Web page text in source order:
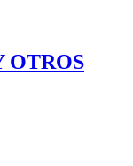
OTROS